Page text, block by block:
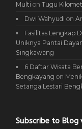
Multi onTugu
Dwi Wahyudi on
Fasilitas Lengkap
Uniknya Pantai
Singkawang
6 Daftar Wisata
Bengkayang on
Setanga Lestari
Subscribe to Blog